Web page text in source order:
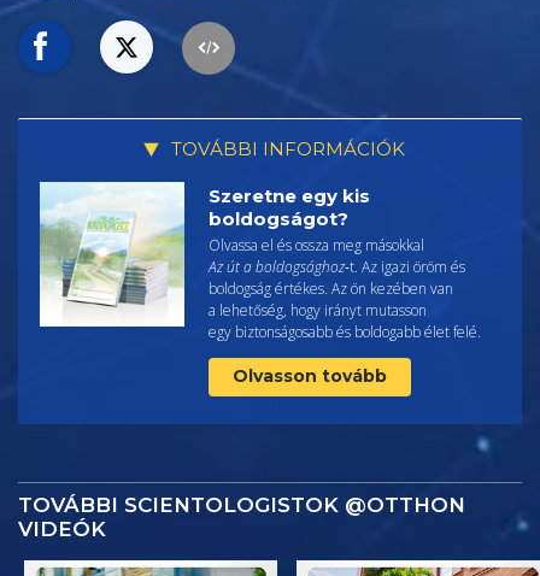
TOVÁBBI INFORMÁCIÓK
Szeretne egy kis
boldogságot?
Olvassa el és ossza meg másokkal
Az út a boldogsághoz‑t. Az igazi öröm és
boldogság értékes. Az ön kezében van
a lehetőség, hogy irányt mutasson
egy biztonságosabb és boldogabb élet felé.
Olvasson tovább
TOVÁBBI SCIENTOLOGISTOK @OTTHON
VIDEÓK